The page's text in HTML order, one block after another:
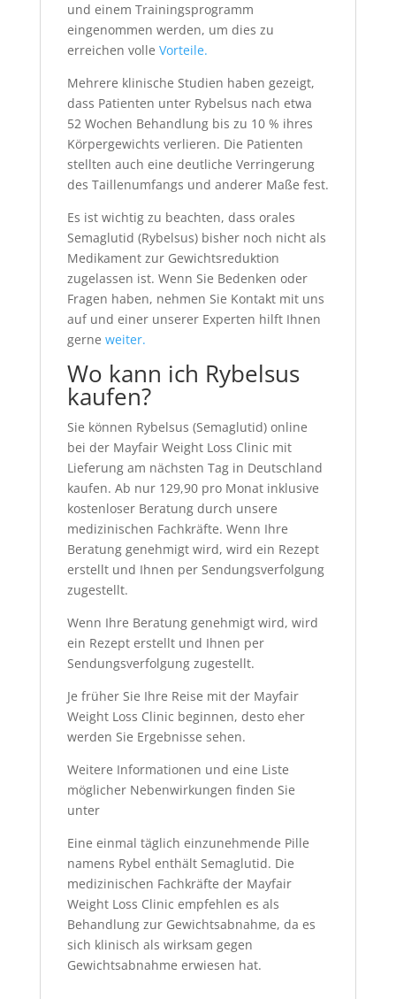
und einem Trainingsprogramm
eingenommen werden, um dies zu
erreichen volle Vorteile.
Mehrere klinische Studien haben gezeigt,
dass Patienten unter Rybelsus nach etwa
52 Wochen Behandlung bis zu 10 % ihres
Körpergewichts verlieren. Die Patienten
stellten auch eine deutliche Verringerung
des Taillenumfangs und anderer Maße fest.
Es ist wichtig zu beachten, dass orales
Semaglutid (Rybelsus) bisher noch nicht als
Medikament zur Gewichtsreduktion
zugelassen ist. Wenn Sie Bedenken oder
Fragen haben, nehmen Sie Kontakt mit uns
auf und einer unserer Experten hilft Ihnen
gerne weiter.
Wo kann ich Rybelsus
kaufen?
Sie können Rybelsus (Semaglutid) online
bei der Mayfair Weight Loss Clinic mit
Lieferung am nächsten Tag in Deutschland
kaufen. Ab nur 129,90 pro Monat inklusive
kostenloser Beratung durch unsere
medizinischen Fachkräfte. Wenn Ihre
Beratung genehmigt wird, wird ein Rezept
erstellt und Ihnen per Sendungsverfolgung
zugestellt.
Wenn Ihre Beratung genehmigt wird, wird
ein Rezept erstellt und Ihnen per
Sendungsverfolgung zugestellt.
Je früher Sie Ihre Reise mit der Mayfair
Weight Loss Clinic beginnen, desto eher
werden Sie Ergebnisse sehen.
Weitere Informationen und eine Liste
möglicher Nebenwirkungen finden Sie
unter
Eine einmal täglich einzunehmende Pille
namens Rybel enthält Semaglutid. Die
medizinischen Fachkräfte der Mayfair
Weight Loss Clinic empfehlen es als
Behandlung zur Gewichtsabnahme, da es
sich klinisch als wirksam gegen
Gewichtsabnahme erwiesen hat.